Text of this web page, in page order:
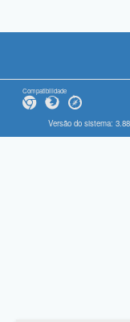
Compatibilidade
Versão do sistema: